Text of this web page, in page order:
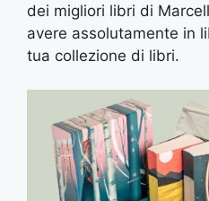
dei migliori libri di
avere assolutamente in
tua collezione di libri.